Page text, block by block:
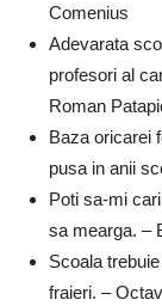
Comenius
Adevarata
profesori al
Roman
Baza oricarei
pusa in anii
Poti sa-mi
sa mearga. –
Scoala
fraieri. –